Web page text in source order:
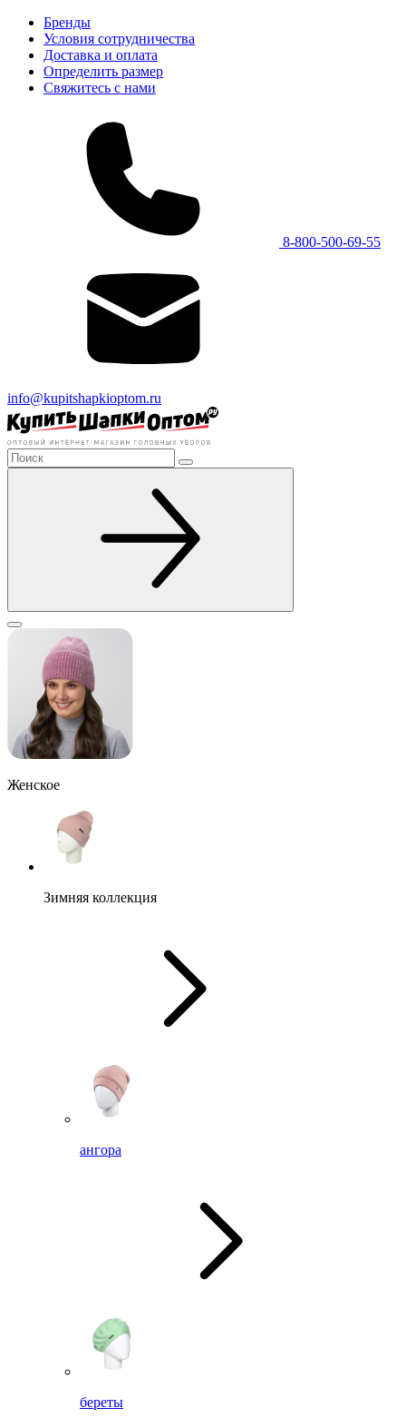
Бренды
Условия сотрудничества
Доставка и оплата
Определить размер
Свяжитесь с нами
8-800-500-69-55
info@kupitshapkioptom.ru
Женское
Зимняя коллекция
ангора
береты